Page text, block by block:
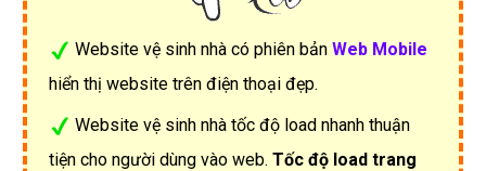
Website vệ sinh nhà có phiên bản Web Mobile
hiển thị website trên điện thoại đẹp.
Website vệ sinh nhà tốc độ load nhanh thuận
tiện cho người dùng vào web. Tốc độ load trang